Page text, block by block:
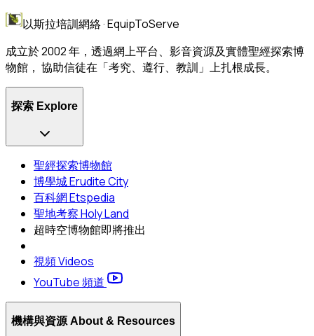
以斯拉培訓網絡 · EquipToServe
成立於 2002 年，透過網上平台、影音資源及實體聖經探索博
物館， 協助信徒在「考究、遵行、教訓」上扎根成長。
探索 Explore
聖經探索博物館
博學城 Erudite City
百科網 Etspedia
聖地考察 Holy Land
超時空博物館即將推出
視頻 Videos
YouTube 頻道
機構與資源 About & Resources